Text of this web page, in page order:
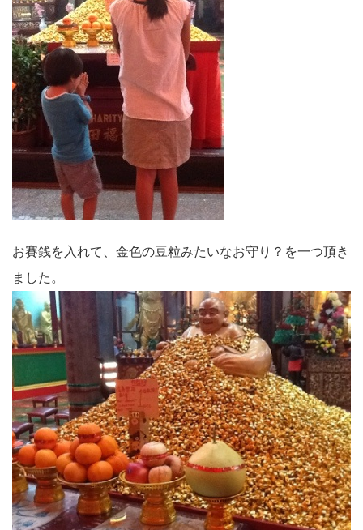
お賽銭を入れて、金色の豆粒みたいなお守り？を一つ頂き
ました。